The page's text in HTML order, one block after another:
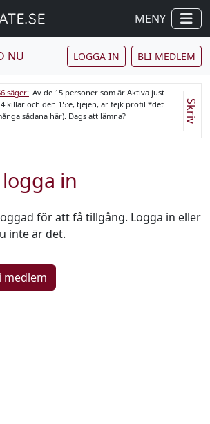
MENY
NU LOGGA IN BLI MEDLEM
säger: Av de 15 personer som är Aktiva just
killar och den 15:e, tjejen, är fejk profil *det
sådana här). Dags att lämna?
Skriv
in
för att få tillgång. Logga in eller
inte är det.